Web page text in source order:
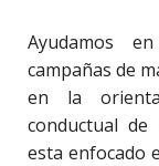
Ayudamos
campañas de
en la
conductual de
esta enfocado